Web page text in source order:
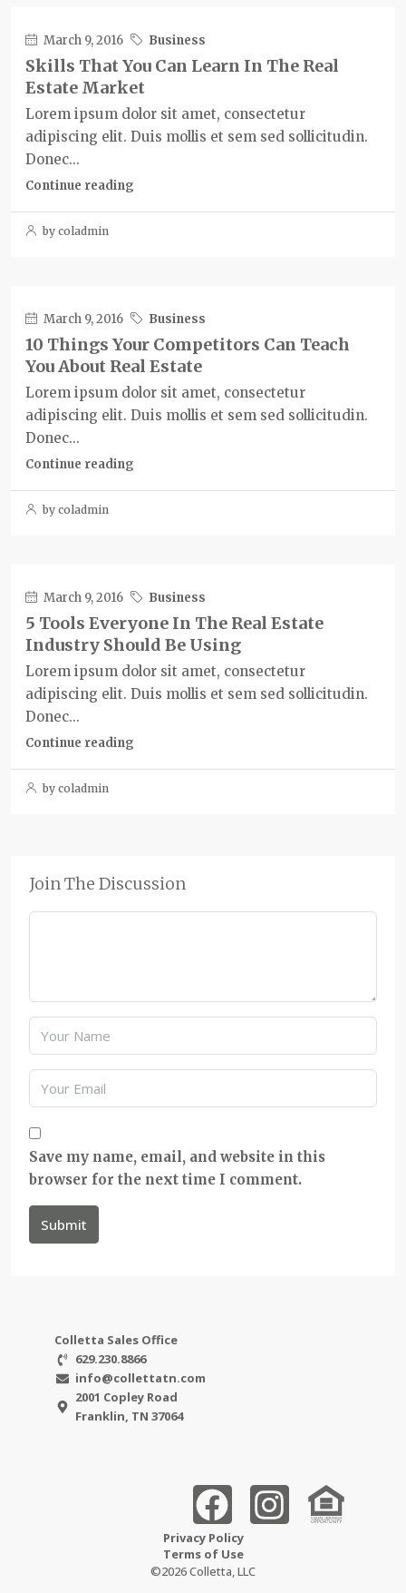
March 9, 2016 Business
Skills That You Can Learn In The Real
Estate Market
Lorem ipsum dolor sit amet, consectetur
adipiscing elit. Duis mollis et sem sed sollicitudin.
Donec...
Continue reading
by coladmin
March 9, 2016 Business
10 Things Your Competitors Can Teach
You About Real Estate
Lorem ipsum dolor sit amet, consectetur
adipiscing elit. Duis mollis et sem sed sollicitudin.
Donec...
Continue reading
by coladmin
March 9, 2016 Business
5 Tools Everyone In The Real Estate
Industry Should Be Using
Lorem ipsum dolor sit amet, consectetur
adipiscing elit. Duis mollis et sem sed sollicitudin.
Donec...
Continue reading
by coladmin
Join The Discussion
Save my name, email, and website in this
browser for the next time I comment.
Submit
Colletta Sales Office
629.230.8866
info@collettatn.com
2001 Copley Road
Franklin, TN 37064
Privacy Policy
Terms of Use
©2026 Colletta, LLC